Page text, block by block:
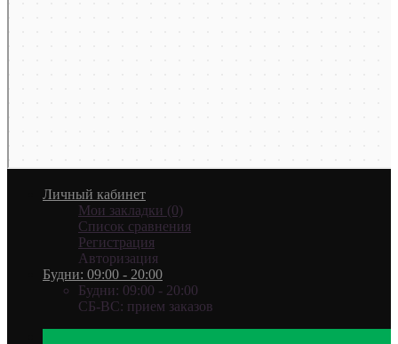
Личный кабинет
Мои закладки (0)
Список сравнения
Регистрация
Авторизация
Будни: 09:00 - 20:00
Будни: 09:00 - 20:00
СБ-ВС: прием заказов